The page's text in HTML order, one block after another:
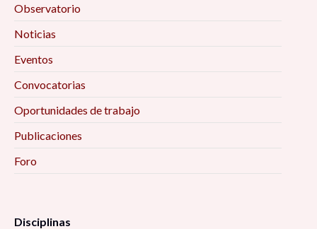
Observatorio
Noticias
Eventos
Convocatorias
Oportunidades de trabajo
Publicaciones
Foro
Disciplinas